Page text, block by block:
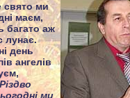
свято ми
маєм,
багато аж
лунає.
день
ангелів
ми